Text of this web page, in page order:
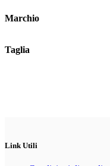
Marchio
Taglia
Link Utili